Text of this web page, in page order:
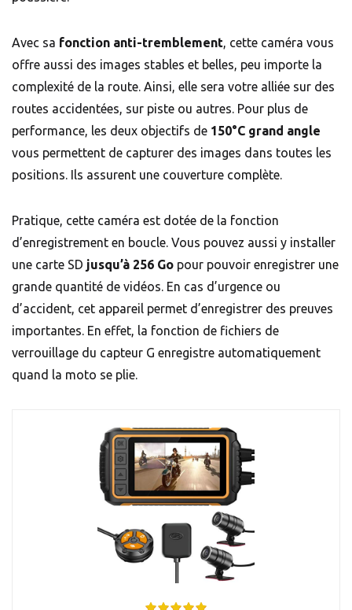
Avec sa fonction anti-tremblement, cette caméra vous
offre aussi des images stables et belles, peu importe la
complexité de la route. Ainsi, elle sera votre alliée sur des
routes accidentées, sur piste ou autres. Pour plus de
performance, les deux objectifs de 150°C grand angle
vous permettent de capturer des images dans toutes les
positions. Ils assurent une couverture complète.
Pratique, cette caméra est dotée de la fonction
d’enregistrement en boucle. Vous pouvez aussi y installer
une carte SD jusqu’à 256 Go pour pouvoir enregistrer une
grande quantité de vidéos. En cas d’urgence ou
d’accident, cet appareil permet d’enregistrer des preuves
importantes. En effet, la fonction de fichiers de
verrouillage du capteur G enregistre automatiquement
quand la moto se plie.